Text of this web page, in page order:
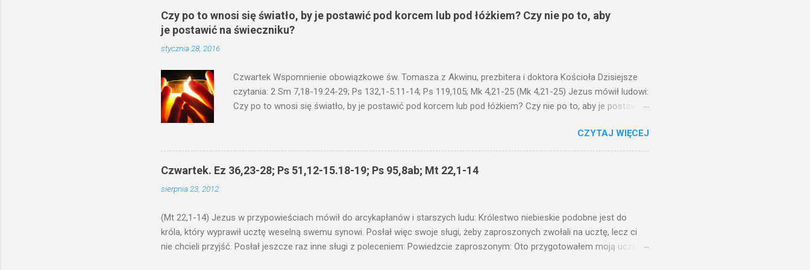
Czy po to wnosi się światło, by je postawić pod korcem lub pod łóżkiem? Czy nie po to, aby
je postawić na świeczniku?
stycznia 28, 2016
Czwartek Wspomnienie obowiązkowe św. Tomasza z Akwinu, prezbitera i doktora Kościoła Dzisiejsze
czytania: 2 Sm 7,18-19.24-29; Ps 132,1-5.11-14; Ps 119,105; Mk 4,21-25 (Mk 4,21-25) Jezus mówił ludowi:
Czy po to wnosi się światło, by je postawić pod korcem lub pod łóżkiem? Czy nie po to, aby je postawić
niechaj słucha. I mówił im: Uważajcie na to, czego słuchacie. Taką samą miarą, jaką wy mierzycie,
odmierzą wam i jeszcze wam dołożą. Bo kto ma, temu będzie dane; a kto nie ma, pozbawią go i tego, co
ma. W dzisiejszym fragmencie z Ewangelii Jezus kontynuuje przypowieści.... Czy po to wnosi się światło,
by je postawić pod korcem lub pod łóżkiem? Czy nie po to, aby je postawić na świeczniku? Nie ma
CZYTAJ WIĘCEJ
Czwartek. Ez 36,23-28; Ps 51,12-15.18-19; Ps 95,8ab; Mt 22,1-14
sierpnia 23, 2012
(Mt 22,1-14) Jezus w przypowieściach mówił do arcykapłanów i starszych ludu: Królestwo niebieskie podobne jest do
króla, który wyprawił ucztę weselną swemu synowi. Posłał więc swoje sługi, żeby zaproszonych zwołali na ucztę, lecz ci
nie chcieli przyjść. Posłał jeszcze raz inne sługi z poleceniem: Powiedzcie zaproszonym: Oto przygotowałem moją ucztę: